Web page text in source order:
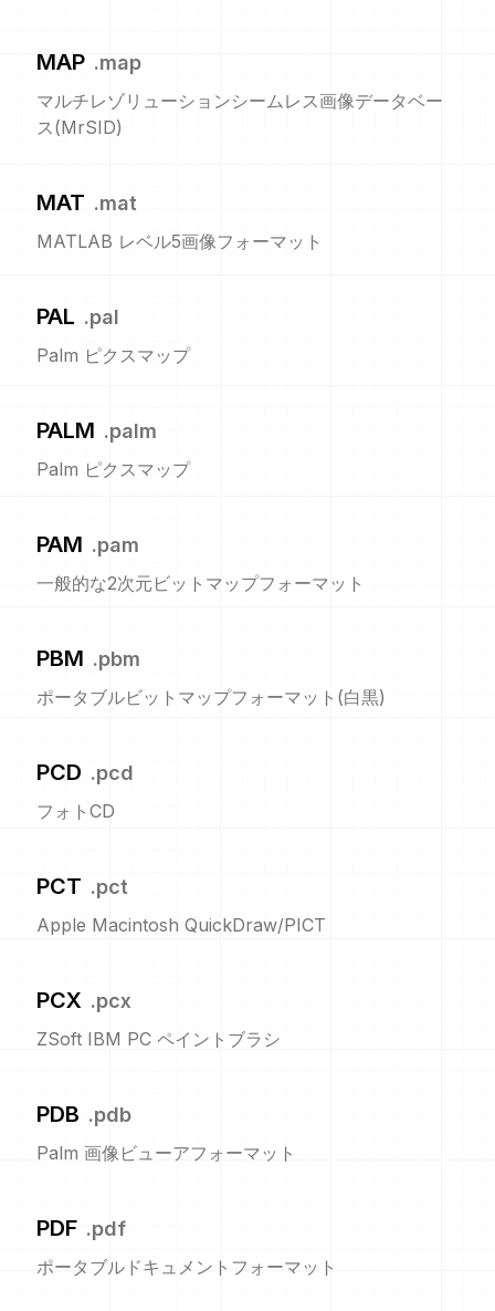
MAP .map
マルチレゾリューションシームレス画像データベー
ス(MrSID)
MAT .mat
MATLAB レベル5画像フォーマット
PAL .pal
Palm ピクスマップ
PALM .palm
Palm ピクスマップ
PAM .pam
一般的な2次元ビットマップフォーマット
PBM .pbm
ポータブルビットマップフォーマット(白黒)
PCD .pcd
フォトCD
PCT .pct
Apple Macintosh QuickDraw/PICT
PCX .pcx
ZSoft IBM PC ペイントブラシ
PDB .pdb
Palm 画像ビューアフォーマット
PDF .pdf
ポータブルドキュメントフォーマット